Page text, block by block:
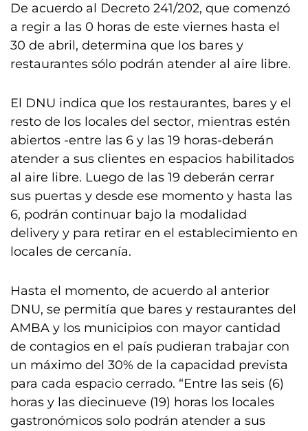
De acuerdo al Decreto 241/202, que comenzó
a regir a las 0 horas de este viernes hasta el
30 de abril, determina que los bares y
restaurantes sólo podrán atender al aire libre.
El DNU indica que los restaurantes, bares y el
resto de los locales del sector, mientras estén
abiertos -entre las 6 y las 19 horas-deberán
atender a sus clientes en espacios habilitados
al aire libre. Luego de las 19 deberán cerrar
sus puertas y desde ese momento y hasta las
6, podrán continuar bajo la modalidad
delivery y para retirar en el establecimiento en
locales de cercanía.
Hasta el momento, de acuerdo al anterior
DNU, se permitía que bares y restaurantes del
AMBA y los municipios con mayor cantidad
de contagios en el país pudieran trabajar con
un máximo del 30% de la capacidad prevista
para cada espacio cerrado. “Entre las seis (6)
horas y las diecinueve (19) horas los locales
gastronómicos solo podrán atender a sus